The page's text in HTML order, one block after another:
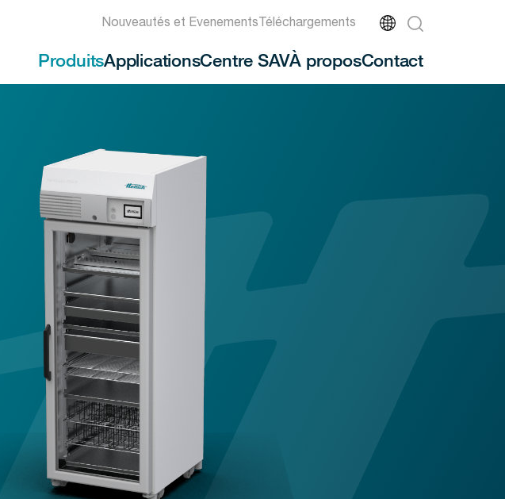
Nouveautés et EvenementsTéléchargements
ProduitsApplicationsCentre SAVÀ proposContact